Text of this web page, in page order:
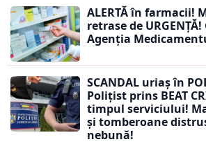
ALERTĂ în farmacii!
retrase de URGENȚĂ!
Agenția
SCANDAL uriaș în
Polițist prins BEAT
timpul serviciului!
și tomberoane
nebună!